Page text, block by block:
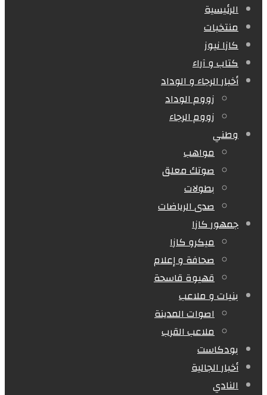
الرئيسية
منتخبات
كازا نيوز
كتاب و آراء
أخبار الرجاء و الوداد
زووم الوداد
زووم الرجاء
وطني
مواهب
صوتك معلق
بطولات
صدى الرياضات
جمهور كازا
ميكرو كازا
صحافة و إعلام
قهيوة قاسحة
بنيات و ملاعب
اصوات المدينة
ملاعب القرب
بودكاست
أخبار الجالية
النادي